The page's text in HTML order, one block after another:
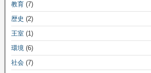
教育 (7)
歴史 (2)
王室 (1)
環境 (6)
社会 (7)